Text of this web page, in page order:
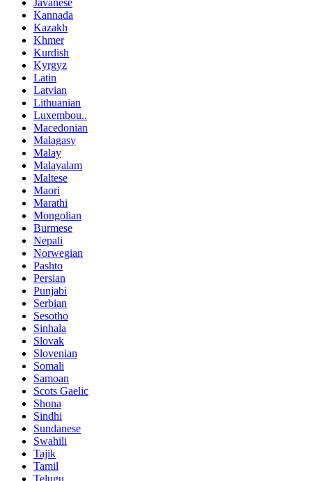
Kannada
Kazakh
Khmer
Kurdish
Kyrgyz
Latin
Latvian
Lithuanian
Luxembou..
Macedonian
Malagasy
Malay
Malayalam
Maltese
Maori
Marathi
Mongolian
Burmese
Nepali
Norwegian
Pashto
Persian
Punjabi
Serbian
Sesotho
Sinhala
Slovak
Slovenian
Somali
Samoan
Scots Gaelic
Shona
Sindhi
Sundanese
Swahili
Tajik
Tamil
Telugu